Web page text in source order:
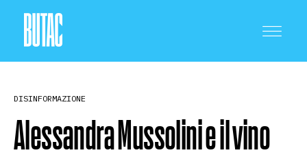
DISINFORMAZIONE
Alessandra Mussolini e il vino